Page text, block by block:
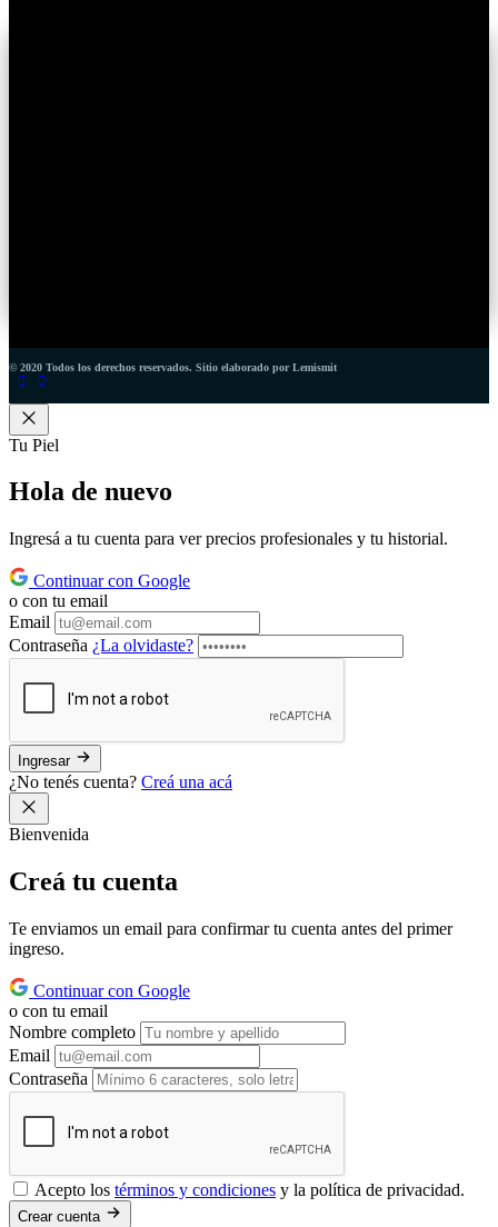
© 2020 Todos los derechos reservados. Sitio elaborado por Lemismit
Tu Piel
Hola de nuevo
Ingresá a tu cuenta para ver precios profesionales y tu historial.
Continuar con Google
o con tu email
Email
Contraseña ¿La olvidaste?
Ingresar
¿No tenés cuenta? Creá una acá
Bienvenida
Creá tu cuenta
Te enviamos un email para confirmar tu cuenta antes del primer
ingreso.
Continuar con Google
o con tu email
Nombre completo
Email
Contraseña
Acepto los términos y condiciones y la política de privacidad.
Crear cuenta